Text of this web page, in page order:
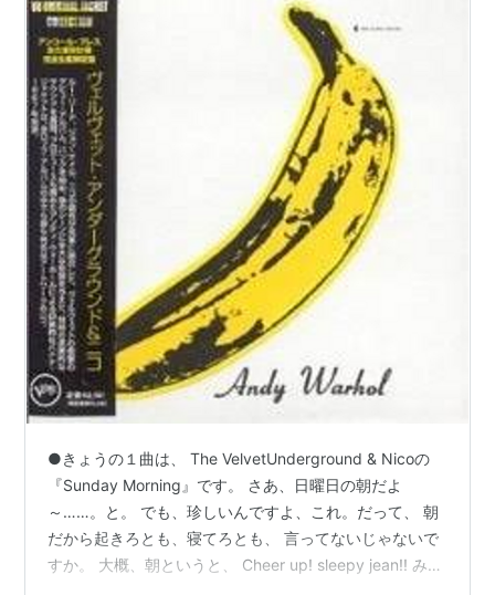
●きょうの１曲は、 The VelvetUnderground & Nicoの
『Sunday Morning』です。 さあ、日曜日の朝だよ
～……。と。 でも、珍しいんですよ、これ。だって、 朝
だから起きろとも、寝てろとも、 言ってないじゃないで
すか。 大概、朝というと、 Cheer up! sleepy jean!! みた